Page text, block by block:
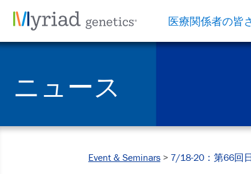
医療関係者の皆
ニュース
Event & Seminars > 7/18-20：第66回